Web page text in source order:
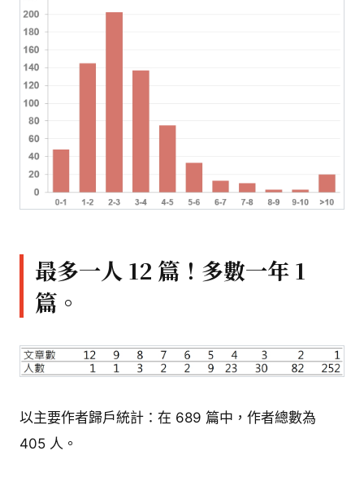
最多一人 12 篇！多數一年 1
篇。
以主要作者歸戶統計：在 689 篇中，作者總數為
405 人。